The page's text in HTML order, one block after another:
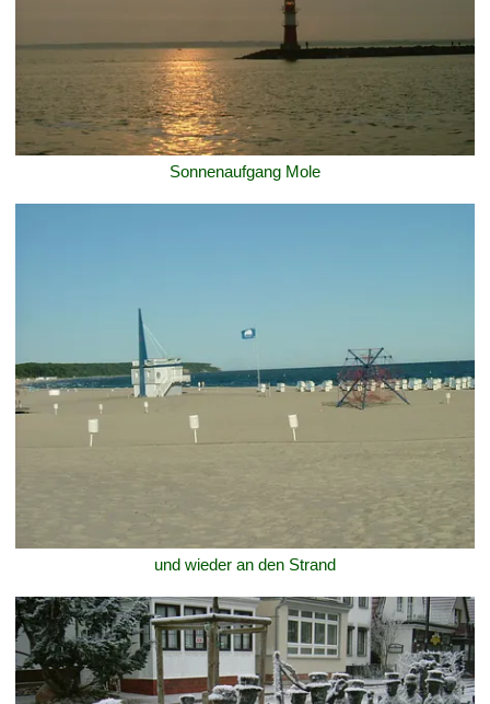
Sonnenaufgang Mole
und wieder an den Strand